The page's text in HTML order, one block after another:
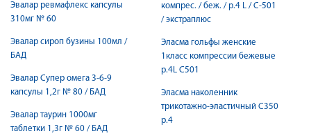
Эвалар ревмафлекс капсулы
310мг № 60
Эвалар сироп бузины 100мл /
БАД
Эвалар Супер омега 3-6-9
капсулы 1,2г № 80 / БАД
Эвалар таурин 1000мг
таблетки 1,3г № 60 / БАД
компрес. / беж. / р.4 L / С-501
/ экстраплюс
Эласма гольфы женские
1класс компрессии бежевые
р.4L С501
Эласма наколенник
трикотажно-эластичный С350
р.4